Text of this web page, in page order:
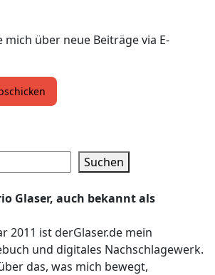
mich über neue Beiträge via E-
Suchen
Glaser, auch bekannt als
2011 ist derGlaser.de mein
und digitales Nachschlagewerk.
das, was mich bewegt,